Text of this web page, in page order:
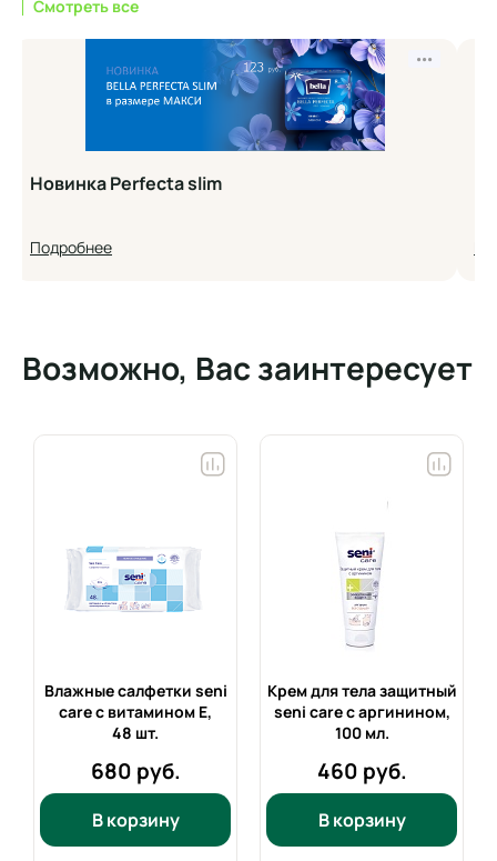
Смотреть все
•••
Новинка Perfecta slim
Подробнее
Возможно, Вас заинтересует
Влажные салфетки seni
care с витамином E,
48 шт.
680 руб.
В корзину
Крем для тела защитный
seni care с аргинином,
100 мл.
460 руб.
В корзину